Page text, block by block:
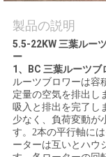
私
達
に
連
絡
製品の説明
5.5-22KW 三葉ルー
ー
1、BC 三葉ルーツブ
ルーツブロワーは容
定量の空気を排出し
吸入と排出を完了し
少なく、負荷変動が
す。2本の平行軸に
ーターは互いとハウ